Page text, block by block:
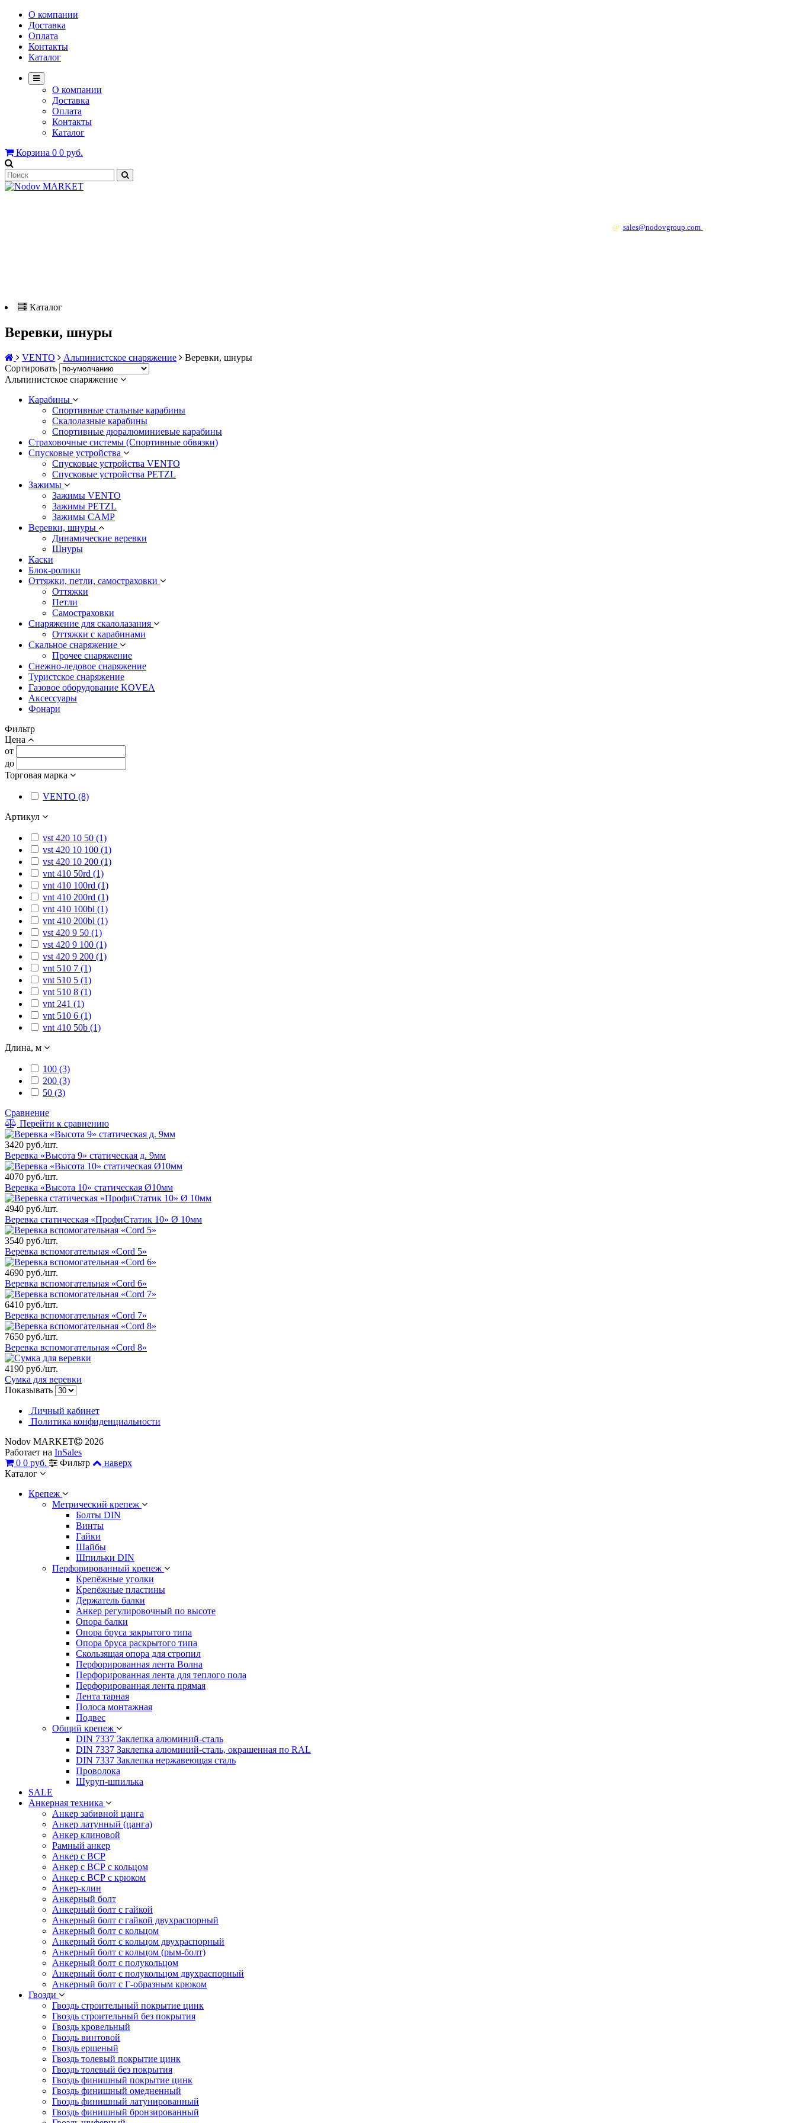
О компании
Доставка
Оплата
Контакты
Каталог
О компании
Доставка
Оплата
Контакты
Каталог
Корзина 0 0 руб.
@ sales@nodovgroup.com
Каталог
Веревки, шнуры
VENTO Альпинистское снаряжение
Веревки, шнуры
Сортировать
Альпинистское снаряжение
Карабины
Спортивные стальные карабины
Скалолазные карабины
Спортивные дюралюминиевые карабины
Страховочные системы (Спортивные обвязки)
Спусковые устройства
Спусковые устройства VENTO
Спусковые устройства PETZL
Зажимы
Зажимы VENTO
Зажимы PETZL
Зажимы CAMP
Веревки, шнуры
Динамические веревки
Шнуры
Каски
Блок-ролики
Оттяжки, петли, самостраховки
Оттяжки
Петли
Самостраховки
Снаряжение для скалолазания
Оттяжки с карабинами
Скальное снаряжение
Прочее снаряжение
Снежно-ледовое снаряжение
Туристское снаряжение
Газовое оборудование KOVEA
Аксессуары
Фонари
Фильтр
Цена
от
до
Торговая марка
VENTO (8)
Артикул
vst 420 10 50 (1)
vst 420 10 100 (1)
vst 420 10 200 (1)
vnt 410 50rd (1)
vnt 410 100rd (1)
vnt 410 200rd (1)
vnt 410 100bl (1)
vnt 410 200bl (1)
vst 420 9 50 (1)
vst 420 9 100 (1)
vst 420 9 200 (1)
vnt 510 7 (1)
vnt 510 5 (1)
vnt 510 8 (1)
vnt 241 (1)
vnt 510 6 (1)
vnt 410 50b (1)
Длина, м
100 (3)
200 (3)
50 (3)
Сравнение
Перейти к сравнению
3420 руб./шт.
Веревка «Высота 9» статическая д. 9мм
4070 руб./шт.
Веревка «Высота 10» статическая Ø10мм
4940 руб./шт.
Веревка статическая «ПрофиСтатик 10» Ø 10мм
3540 руб./шт.
Веревка вспомогательная «Cord 5»
4690 руб./шт.
Веревка вспомогательная «Cord 6»
6410 руб./шт.
Веревка вспомогательная «Cord 7»
7650 руб./шт.
Веревка вспомогательная «Cord 8»
4190 руб./шт.
Сумка для веревки
Показывать
Личный кабинет
Политика конфиденциальности
Nodov MARKET
2026
Работает на InSales
0 0 руб. Фильтр
наверх
Каталог
Крепеж
Метрический крепеж
Болты DIN
Винты
Гайки
Шайбы
Шпильки DIN
Перфорированный крепеж
Крепёжные уголки
Крепёжные пластины
Держатель балки
Анкер регулировочный по высоте
Опора балки
Опора бруса закрытого типа
Опора бруса раскрытого типа
Скользящая опора для стропил
Перфорированная лента Волна
Перфорированная лента для теплого пола
Перфорированная лента прямая
Лента тарная
Полоса монтажная
Подвес
Общий крепеж
DIN 7337 Заклепка алюминий-сталь
DIN 7337 Заклепка алюминий-сталь, окрашенная по RAL
DIN 7337 Заклепка нержавеющая сталь
Проволока
Шуруп-шпилька
SALE
Анкерная техника
Анкер забивной цанга
Анкер латунный (цанга)
Анкер клиновой
Рамный анкер
Анкер с ВСР
Анкер с ВСР с кольцом
Анкер с ВСР с крюком
Анкер-клин
Анкерный болт
Анкерный болт с гайкой
Анкерный болт с гайкой двухраспорный
Анкерный болт с кольцом
Анкерный болт с кольцом двухраспорный
Анкерный болт с кольцом (рым-болт)
Анкерный болт с полукольцом
Анкерный болт с полукольцом двухраспорный
Анкерный болт с Г-образным крюком
Гвозди
Гвоздь строительный покрытие цинк
Гвоздь строительный без покрытия
Гвоздь кровельный
Гвоздь винтовой
Гвоздь ершеный
Гвоздь толевый покрытие цинк
Гвоздь толевый без покрытия
Гвоздь финишный покрытие цинк
Гвоздь финишный омедненный
Гвоздь финишный латунированный
Гвоздь финишный бронзированный